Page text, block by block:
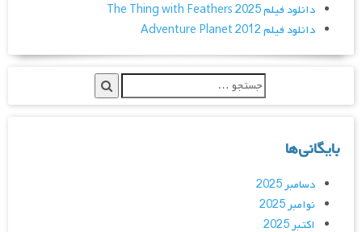
دانلود فیلم The Thing with Feathers 2025
دانلود فیلم Adventure Planet 2012
بایگانی‌ها
دسامبر 2025
نوامبر 2025
اکتبر 2025